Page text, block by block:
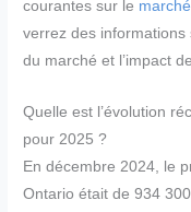
courantes sur le
verrez des
du marché et l’impact
Quelle est l’évolution
pour 2025 ?
En décembre 2024, le
Ontario était de 934